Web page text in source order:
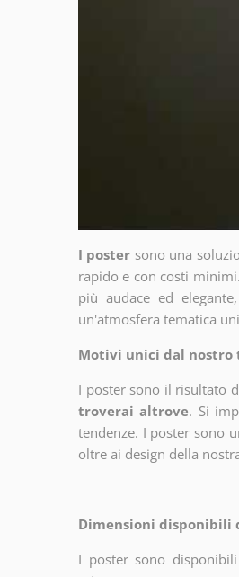
I poster sono una
rapido e con costi
più audace ed
un'atmosfera tematica
Motivi unici dal nostro
I poster sono il risultato
troverai altrove. Si
tendenze. I poster sono
oltre ai design della
Dimensioni disponibili
I poster sono disponibili